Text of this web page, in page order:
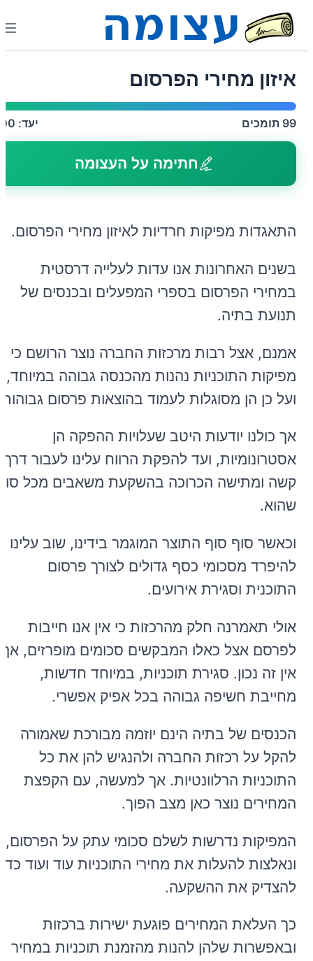
איזון מחירי הפרסום
99 תומכים יעד:
חתימה על העצומה
התאגדות מפיקות חרדיות לאיזון מחירי הפרסום.
בשנים האחרונות אנו עדות לעלייה דרסטית
במחירי הפרסום בספרי המפעלים ובכנסים של
תנועת בתיה.
אמנם, אצל רבות מרכזות החברה נוצר הרושם כי
מפיקות התוכניות נהנות מהכנסה גבוהה במיוחד,
ועל כן הן מסוגלות לעמוד בהוצאות פרסום
אך כולנו יודעות היטב שעלויות ההפקה הן
אסטרונומיות, ועד להפקת הרווח עלינו לעבור דרך
קשה ומתישה הכרוכה בהשקעת משאבים מכל סוג
שהוא.
וכאשר סוף סוף התוצר המוגמר בידינו, שוב עלינו
להיפרד מסכומי כסף גדולים לצורך פרסום
התוכנית וסגירת אירועים.
אולי תאמרנה חלק מהרכזות כי אין אנו חייבות
לפרסם אצל כאלו המבקשים סכומים מופרזים, אך
אין זה נכון. סגירת תוכניות, במיוחד חדשות,
מחייבת חשיפה גבוהה בכל אפיק אפשרי.
הכנסים של בתיה הינם יוזמה מבורכת שאמורה
להקל על רכזות החברה ולהנגיש להן את כל
התוכניות הרלוונטיות. אך למעשה, עם הקפצת
המחירים נוצר כאן מצב הפוך.
המפיקות נדרשות לשלם סכומי עתק על הפרסום,
ונאלצות להעלות את מחירי התוכניות עוד ועוד כדי
להצדיק את ההשקעה.
כך העלאת המחירים פוגעת ישירות ברכזות
ובאפשרות שלהן להנות מהזמנת תוכניות במחיר